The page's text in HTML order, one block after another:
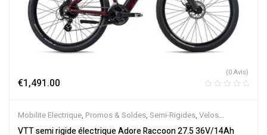
€1,491.00
(0 Avis)
Mobilite Electrique, Promos & Soldes, Semi-Rigides, Velos
Electriques,VTT Électriques
VTT semi rigide électrique Adore Raccoon 27.5 36V/14Ah